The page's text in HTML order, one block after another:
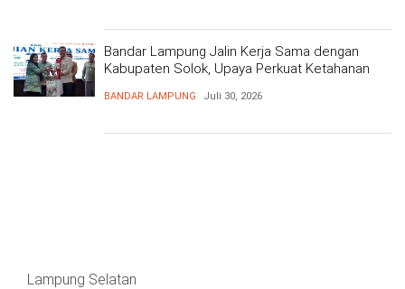
Bandar Lampung Jalin Kerja Sama dengan
Kabupaten Solok, Upaya Perkuat Ketahanan
BANDAR LAMPUNG Juli 30, 2026
Lampung Selatan